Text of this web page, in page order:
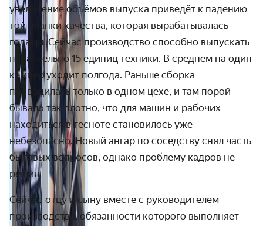
увеличение объёмов выпуска приведёт к падению
той планки качества, которая вырабатывалась
годами. Сейчас производство способно выпускать
параллельно 15 единиц техники. В среднем на один
кемпер уходит полгода. Раньше сборка
проводилась только в одном цехе, и там порой
бывало так плотно, что для машин и рабочих
находиться в тесноте становилось уже
небезопасно. Новый ангар по соседству снял часть
бытовых вопросов, однако проблему кадров не
решил.
Сейчас отцу и сыну вместе с руководителем
производства, обязанности которого выполняет